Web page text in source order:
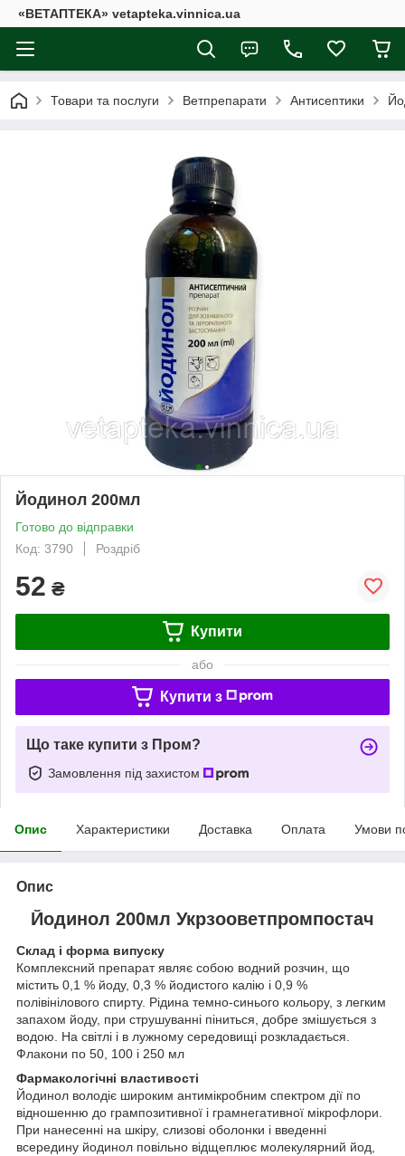
«ВЕТАПТЕКА» vetapteka.vinnica.ua
Товари та послуги Ветпрепарати Антисептики
Йодинол 200мл
Готово до відправки
Код: 3790
Роздріб
52 ₴
Купити
або
Купити з
Що таке купити з Пром?
Замовлення під захистом
Опис Характеристики Доставка Оплата Умови
Опис
Йодинол 200мл Укрзооветпромпостач
Склад і форма випуску
Комплексний препарат являє собою водний розчин, що
містить 0,1 % йоду, 0,3 % йодистого калію і 0,9 %
полівінілового спирту. Рідина темно-синього кольору, з легким
запахом йоду, при струшуванні піниться, добре змішується з
водою. На світлі і в лужному середовищі розкладається.
Флакони по 50, 100 і 250 мл
Фармакологічні властивості
Йодинол володіє широким антимікробним спектром дії по
відношенню до грампозитивної і грамнегативної мікрофлори.
При нанесенні на шкіру, слизові оболонки і введенні
всередину йодинол повільно відщеплює молекулярний йод,